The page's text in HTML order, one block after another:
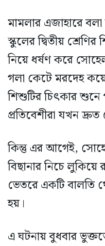
মামলার এজাহারে
স্কুলের দ্বিতীয় শ্রেণির
নিয়ে ধর্ষণ করে
গলা কেটে মরদেহ
শিশুটির চিৎকার শুনে
প্রতিবেশীরা যখন দ্রুত
কিন্তু এর আগেই,
বিছানার নিচে
ভেতরে একটি বালতি
হয়।
এ ঘটনায় বুধবার